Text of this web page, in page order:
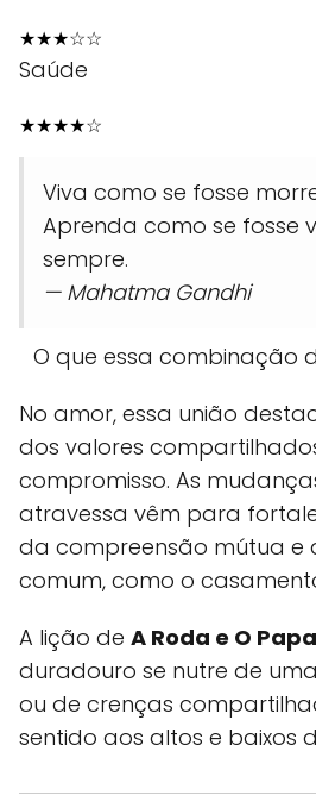
★★★☆☆
Saúde
★★★★☆
Viva como se fosse
Aprenda como se fosse
sempre.
— Mahatma Gandhi
O que essa combinação
No amor, essa união
dos valores
compromisso. As
atravessa vêm para
da compreensão mútua e
comum, como o
A lição de A Roda e O Papa
duradouro se nutre de
ou de crenças
sentido aos altos e baixos